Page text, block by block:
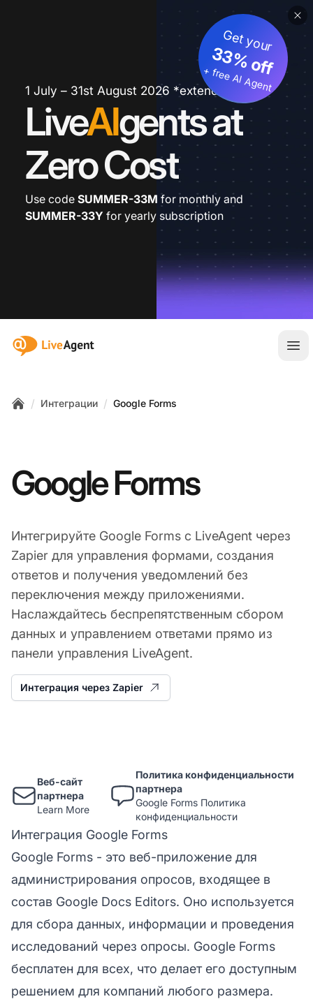
1 July – 31st August 2026 *extended
LiveAIgents at
Zero Cost
Get your
33% off
+ free AI Agent
Use code SUMMER-33M for monthly and
SUMMER-33Y for yearly subscription
:site.title
/ Интеграции / Google Forms
Google Forms
Интегрируйте Google Forms с LiveAgent через
Zapier для управления формами, создания
ответов и получения уведомлений без
переключения между приложениями.
Наслаждайтесь беспрепятственным сбором
данных и управлением ответами прямо из
панели управления LiveAgent.
Интеграция через Zapier
Веб-сайт
партнера
Learn More
Политика конфиденциальности
партнера
Google Forms Политика
конфиденциальности
Интеграция Google Forms
Google Forms - это веб-приложение для
администрирования опросов, входящее в
состав Google Docs Editors. Оно используется
для сбора данных, информации и проведения
исследований через опросы. Google Forms
бесплатен для всех, что делает его доступным
решением для компаний любого размера.